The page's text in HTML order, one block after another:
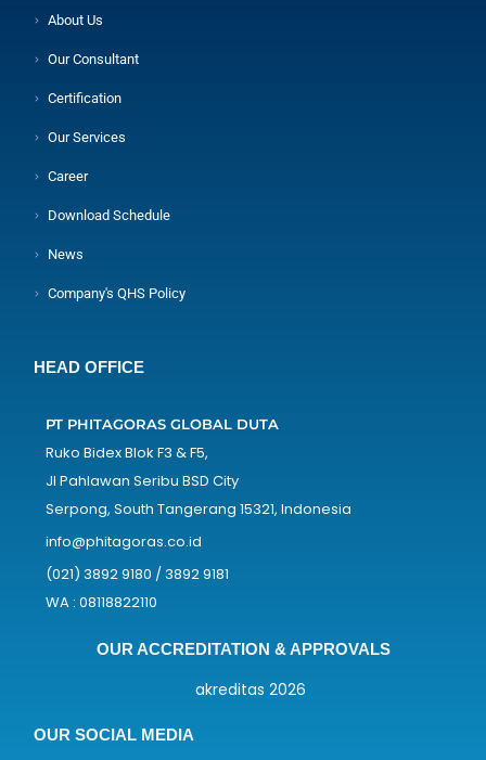
About Us
Our Consultant
Certification
Our Services
Career
Download Schedule
News
Company's QHS Policy
HEAD OFFICE
PT PHITAGORAS GLOBAL DUTA
Ruko Bidex Blok F3 & F5,
Jl Pahlawan Seribu BSD City
Serpong, South Tangerang 15321, Indonesia
info@phitagoras.co.id
(021) 3892 9180 / 3892 9181
WA : 08118822110
OUR ACCREDITATION & APPROVALS
OUR SOCIAL MEDIA